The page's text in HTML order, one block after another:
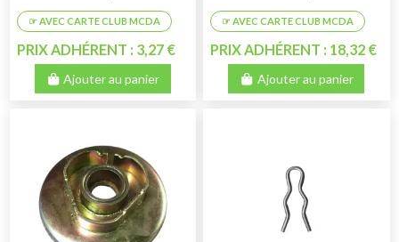
PRIX ADHÉRENT : 3,27 €
Ajouter au panier
PRIX ADHÉRENT : 18,32 €
Ajouter au panier